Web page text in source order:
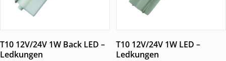
T10 12V/24V 1W Back LED –
Ledkungen
T10 12V/24V 1W LED –
Ledkungen